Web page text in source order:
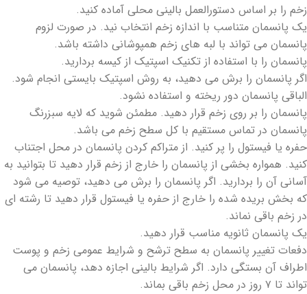
زخم را بر اساس دستورالعمل بالینی محلی آماده کنید.
یک پانسمان متناسب با اندازه زخم انتخاب نید. در صورت لزوم
پانسمان می تواند با لبه های زخم همپوشانی داشته باشد.
پانسمان را با استفاده از تکنیک اسپتیک از کیسه بردارید.
اگر پانسمان را برش می دهید، به روش اسپتیک بایستی انجام شود.
الباقی پانسمان دور ریخته و استفاده نشود.
پانسمان را بر روی زخم قرار دهید. مطمئن شوید که لایه سبزرنگ
پانسمان در تماس مستقیم با کل سطح زخم می باشد.
حفره یا فیستول را پر کنید. از متراکم کردن پانسمان در محل اجتناب
کنید. همواره بخشی از پانسمان را خارج از زخم قرار دهید تا بتوانید به
آسانی آن را بردارید. اگر پانسمان را برش می دهید، توصیه می شود
که بخش بریده شده را خارج از حفره یا فیستول قرار دهید تا رشته ای
در زخم باقی نماند.
یک پانسمان ثانویه مناسب قرار دهید.
دفعات تغییر پانسمان به سطح ترشح و شرایط عمومی زخم و پوست
اطراف آن بستگی دارد. اگر شرایط بالینی اجازه دهد، پانسمان می
تواند تا ۷ روز در محل زخم باقی بماند.